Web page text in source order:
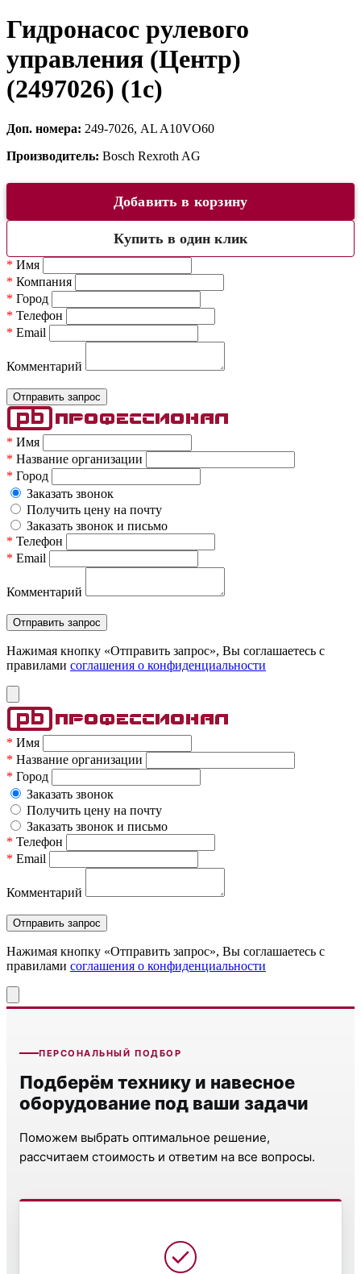
Гидронасос рулевого
управления (Центр)
(2497026) (1c)
Доп. номера: 249-7026, AL A10VO60
Производитель: Bosch Rexroth AG
Добавить в корзину
Купить в один клик
* Имя
* Компания
* Город
* Телефон
* Email
Комментарий
* Имя
* Название организации
* Город
Заказать звонок
Получить цену на почту
Заказать звонок и письмо
* Телефон
* Email
Комментарий
Нажимая кнопку «Отправить запрос», Вы соглашаетесь c
правилами соглашения о конфиденциальности
* Имя
* Название организации
* Город
Заказать звонок
Получить цену на почту
Заказать звонок и письмо
* Телефон
* Email
Комментарий
Нажимая кнопку «Отправить запрос», Вы соглашаетесь c
правилами соглашения о конфиденциальности
ПЕРСОНАЛЬНЫЙ ПОДБОР
Подберём технику и навесное
оборудование под ваши задачи
Поможем выбрать оптимальное решение,
рассчитаем стоимость и ответим на все вопросы.